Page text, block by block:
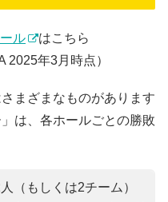
ル
はこちら
2025年3月時点）
まざまなものがあります
は、各ホールごとの勝敗
（もしくは2チーム）